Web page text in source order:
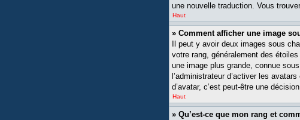
une nouvelle traduction. Vous
Haut
» Comment afficher une image
Il peut y avoir deux images sous
votre rang, généralement des
une image plus grande, connue
l’administrateur d’activer les
d’avatar, c’est peut-être une
Haut
» Qu’est-ce que mon rang et